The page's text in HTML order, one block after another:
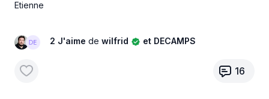
Etienne
2 J'aime de wilfrid et DECAMPS
16